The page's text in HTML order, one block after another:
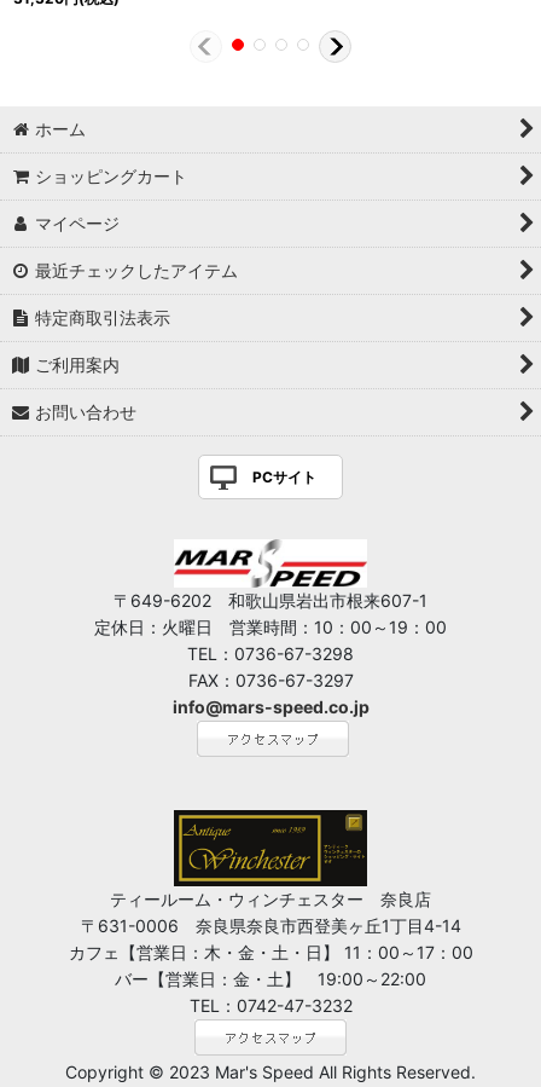
ホーム
ショッピングカート
マイページ
最近チェックしたアイテム
特定商取引法表示
ご利用案内
お問い合わせ
PCサイト
〒649-6202 和歌山県岩出市根来607-1
定休日：火曜日 営業時間：10：00～19：00
TEL：0736-67-3298
FAX：0736-67-3297
info@mars-speed.co.jp
ティールーム・ウィンチェスター 奈良店
〒631-0006 奈良県奈良市西登美ヶ丘1丁目4-14
カフェ【営業日：木・金・土・日】 11：00～17：00
バー【営業日：金・土】 19:00～22:00
TEL：0742-47-3232
Copyright © 2023 Mar's Speed All Rights Reserved.